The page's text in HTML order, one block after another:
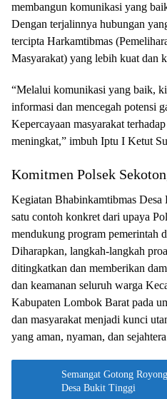
membangun komunikasi yang
Dengan terjalinnya hubungan
tercipta Harkamtibmas
Masyarakat) yang lebih kuat dan
“Melalui komunikasi yang baik,
informasi dan mencegah potensi
Kepercayaan masyarakat
meningkat,” imbuh Iptu I Ketut
Komitmen Polsek
Kegiatan Bhabinkamtibmas Desa
satu contoh konkret dari upaya
mendukung program pemerintah
Diharapkan, langkah-langkah
ditingkatkan dan memberikan
dan keamanan seluruh warga
Kabupaten Lombok Barat pada
dan masyarakat menjadi kunci
yang aman, nyaman, dan
Semangat Gotong
Desa Bukit Tinggi